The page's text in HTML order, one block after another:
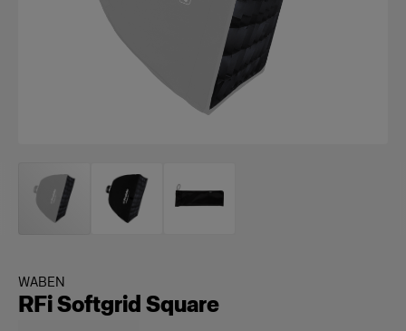
WABEN
RFi Softgrid Square